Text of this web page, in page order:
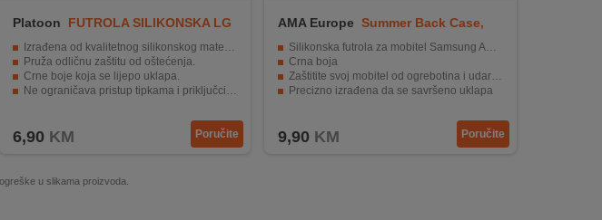
Platoon
FUTROLA SILIKONSKA LG
Izrađena od kvalitetnog silikonskog materijala.
Pruža odličnu zaštitu od oštećenja.
Crne boje koja se lijepo uklapa.
Ne ograničava pristup tipkama i priključcima.
6,90 KM Poručite
AMA Europe Summer Back Case,
Silikonska futrola za mobitel Samsung A3 2017
Crna boja
Zaštitite svoj mobitel od ogrebotina i udaraca
Precizno izrađena da se savršeno uklapa
9,90 KM Poručite
u slikama proizvoda.